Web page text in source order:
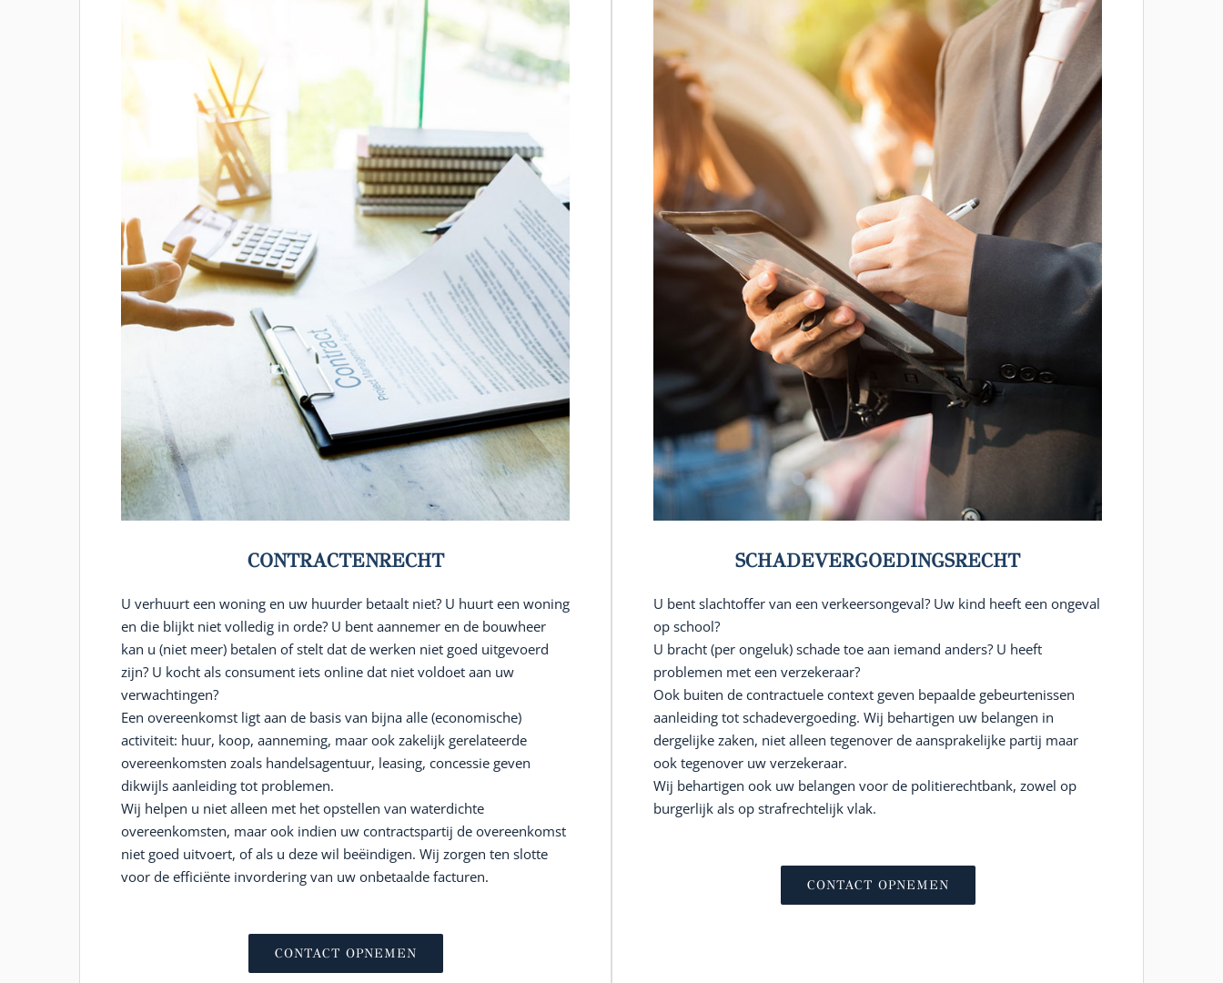
CONTRACTENRECHT
U verhuurt een woning en uw huurder betaalt niet? U huurt een woning
en die blijkt niet volledig in orde? U bent aannemer en de bouwheer
kan u (niet meer) betalen of stelt dat de werken niet goed uitgevoerd
zijn? U kocht als consument iets online dat niet voldoet aan uw
verwachtingen?
Een overeenkomst ligt aan de basis van bijna alle (economische)
activiteit: huur, koop, aanneming, maar ook zakelijk gerelateerde
overeenkomsten zoals handelsagentuur, leasing, concessie geven
dikwijls aanleiding tot problemen.
Wij helpen u niet alleen met het opstellen van waterdichte
overeenkomsten, maar ook indien uw contractspartij de overeenkomst
niet goed uitvoert, of als u deze wil beëindigen. Wij zorgen ten slotte
voor de efficiënte invordering van uw onbetaalde facturen.
CONTACT OPNEMEN
SCHADEVERGOEDINGSRECHT
U bent slachtoffer van een verkeersongeval? Uw kind heeft een ongeval
op school?
U bracht (per ongeluk) schade toe aan iemand anders? U heeft
problemen met een verzekeraar?
Ook buiten de contractuele context geven bepaalde gebeurtenissen
aanleiding tot schadevergoeding. Wij behartigen uw belangen in
dergelijke zaken, niet alleen tegenover de aansprakelijke partij maar
ook tegenover uw verzekeraar.
Wij behartigen ook uw belangen voor de politierechtbank, zowel op
burgerlijk als op strafrechtelijk vlak.
CONTACT OPNEMEN